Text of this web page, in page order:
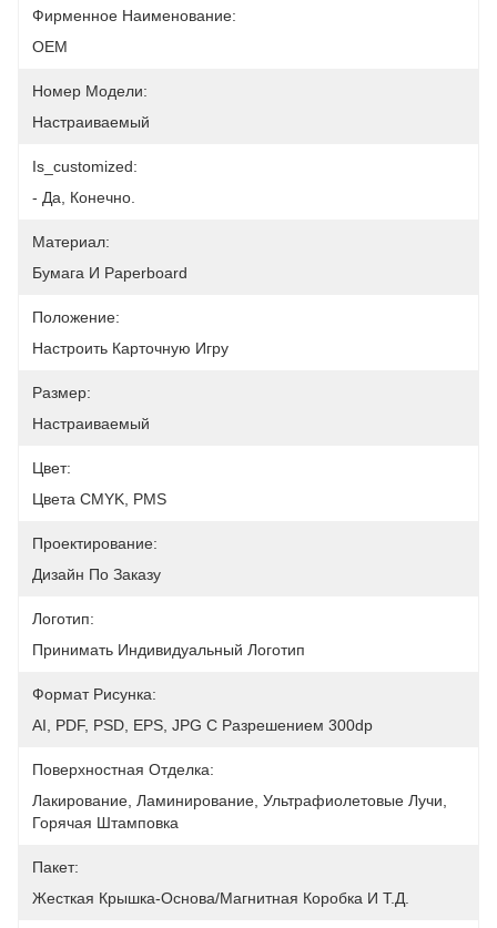
Фирменное Наименование:
OEM
Номер Модели:
Настраиваемый
Is_customized:
- Да, Конечно.
Материал:
Бумага И Paperboard
Положение:
Настроить Карточную Игру
Размер:
Настраиваемый
Цвет:
Цвета CMYK, PMS
Проектирование:
Дизайн По Заказу
Логотип:
Принимать Индивидуальный Логотип
Формат Рисунка:
AI, PDF, PSD, EPS, JPG С Разрешением 300dp
Поверхностная Отделка:
Лакирование, Ламинирование, Ультрафиолетовые Лучи,
Горячая Штамповка
Пакет:
Жесткая Крышка-Основа/магнитная Коробка И Т.д.